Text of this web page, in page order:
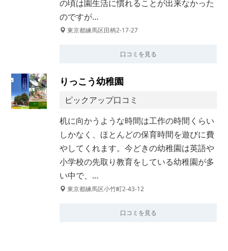
の頃は園生活に慣れることが出来なかった
のですが…
東京都練馬区田柄2-17-27
口コミを見る
りっこう幼稚園
ピックアップ口コミ
机に向かうような時間は工作の時間くらい
しかなく、ほとんどの保育時間を遊びに費
やしてくれます。今どきの幼稚園は英語や
小学校の先取り教育をしている幼稚園が多
い中で、…
東京都練馬区小竹町2-43-12
口コミを見る